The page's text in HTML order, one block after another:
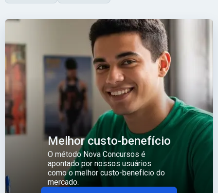
Melhor custo-benefício
O método Nova Concursos é
apontado por nossos usuários
como o melhor custo-benefício do
mercado.